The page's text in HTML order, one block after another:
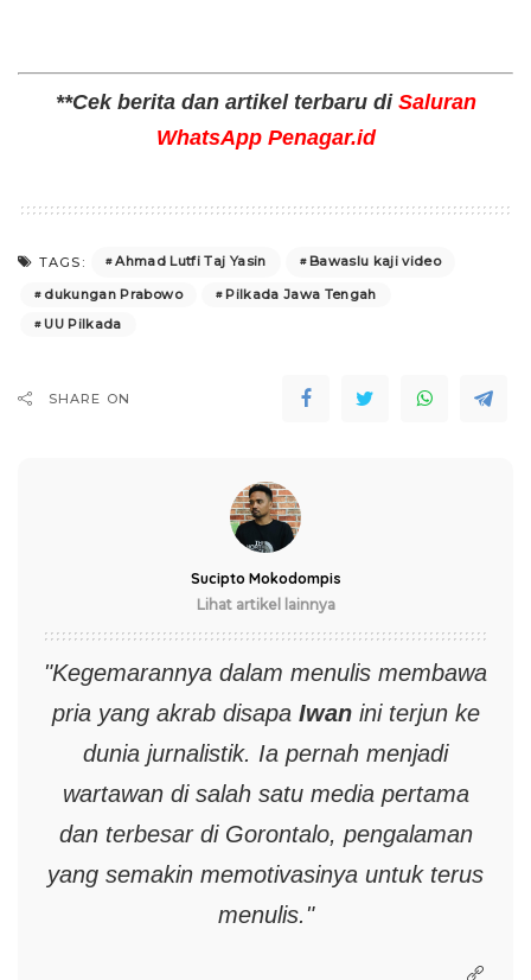
**Cek berita dan artikel terbaru di Saluran
WhatsApp Penagar.id
TAGS: Ahmad Lutfi Taj Yasin
Bawaslu kaji video
dukungan Prabowo
Pilkada Jawa Tengah
UU Pilkada
SHARE ON
Sucipto Mokodompis
Lihat artikel lainnya
"Kegemarannya dalam menulis membawa
pria yang akrab disapa Iwanini terjun ke
dunia jurnalistik. Ia pernah menjadi
wartawan di salah satu media pertama
dan terbesar di Gorontalo, pengalaman
yang semakin memotivasinya untuk terus
menulis."